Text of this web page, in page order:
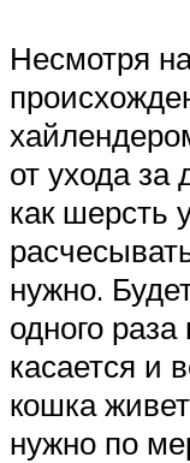
Несмотря
от ухода за
как шерсть
нужно.
одного
касается и
кошка
нужно по